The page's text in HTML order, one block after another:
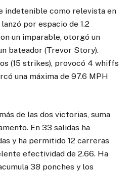
indetenible como relevista en
por espacio de 1.2
un imparable, otorgó un
bateador (Trevor Story).
(15 strikes), provocó 4 whiffs
una máxima de 97.6 MPH
de las dos victorias, suma
En 33 salidas ha
y ha permitido 12 carreras
efectividad de 2.66. Ha
38 ponches y los